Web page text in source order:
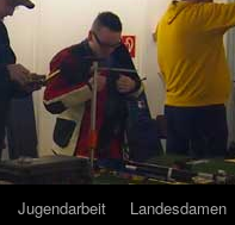
Jugendarbeit Landesdamen